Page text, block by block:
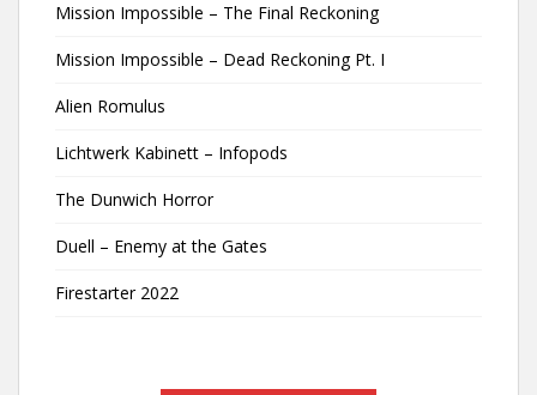
Mission Impossible – The Final Reckoning
Mission Impossible – Dead Reckoning Pt. I
Alien Romulus
Lichtwerk Kabinett – Infopods
The Dunwich Horror
Duell – Enemy at the Gates
Firestarter 2022